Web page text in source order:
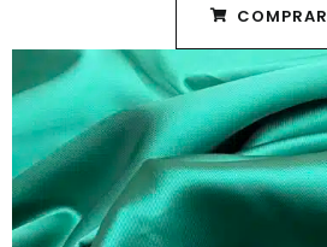
COMPRAR